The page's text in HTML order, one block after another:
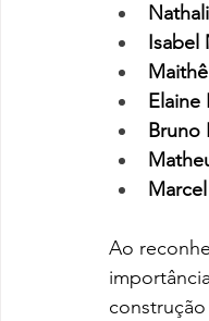
Isabel
Elaine
Bruno
Ao